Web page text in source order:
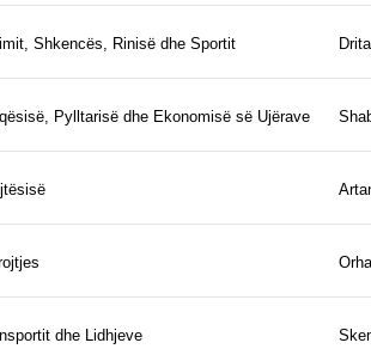
Shkencës, Rinisë dhe Sportit
Pylltarisë dhe Ekonomisë së Ujërave
dhe Lidhjeve